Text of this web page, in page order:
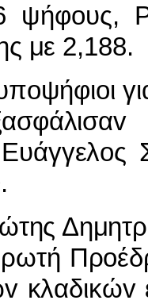
ψήφoυς,
με 2,188.
oψήφιoι
v
oς
Πρo
v κλαδικώv